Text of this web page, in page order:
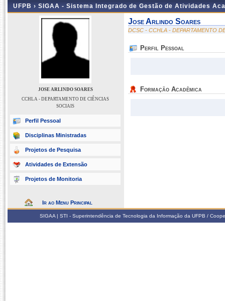
UFPB › SIGAA - Sistema Integrado de Gestão de Atividades
JOSE ARLINDO SOARES
CCHLA - DEPARTAMENTO DE CIÊNCIAS
SOCIAIS
Perfil Pessoal
Disciplinas Ministradas
Projetos de Pesquisa
Atividades de Extensão
Projetos de Monitoria
Ir ao Menu Principal
Jose Arlindo Soares
DCSC - CCHLA - DEPARTAMENTO
Perfil Pessoal
Formação Acadêmica
SIGAA | STI - Superintendência de Tecnologia da Informação da UFPB /